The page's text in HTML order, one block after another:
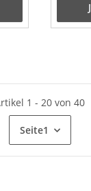
1 - 20 von 40
Seite1